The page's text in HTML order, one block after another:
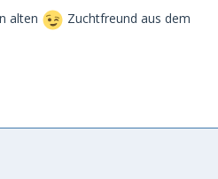
alten
Zuchtfreund aus dem